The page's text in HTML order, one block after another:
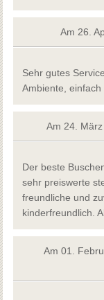
Am 26.
Sehr gutes
Ambiente,
Am 24.
Der beste
sehr preiswerte
freundliche und
kinderfreundlich.
Am 01.